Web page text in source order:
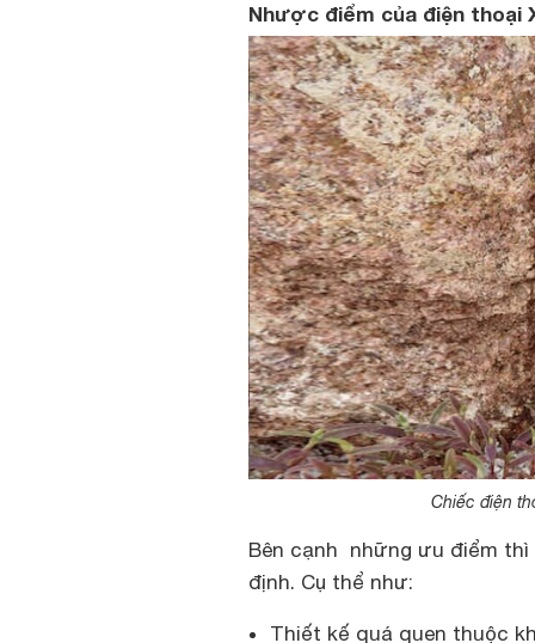
Nhược điểm của điện thoại
Chiếc điện
Bên cạnh những ưu điểm
định. Cụ thể như:
Thiết kế quá quen thuộc